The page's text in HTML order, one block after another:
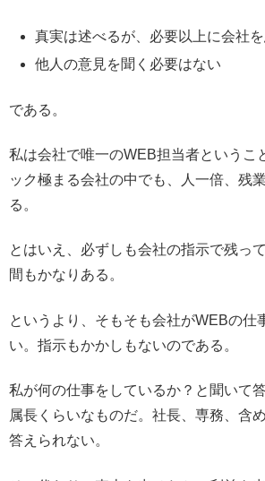
真実は述べるが、必要以上に会社
他人の意見を聞く必要はない
である。
私は会社で唯一のWEB担当者というこ
ック極まる会社の中でも、人一倍、残
る。
とはいえ、必ずしも会社の指示で残っ
間もかなりある。
というより、そもそも会社がWEBの仕
い。指示もかかしもないのである。
私が何の仕事をしているか？と聞いて
属長くらいなものだ。社長、専務、含
答えられない。